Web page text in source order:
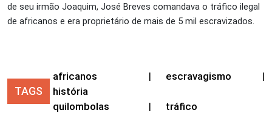
de seu irmão Joaquim, José Breves comandava o tráfico ilegal
de africanos e era proprietário de mais de 5 mil escravizados.
TAGS
africanos | escravagismo
|
história
quilombolas
| tráfico